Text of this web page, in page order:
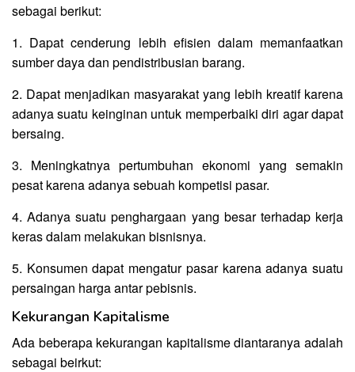
sebagai berikut:
1. Dapat cenderung lebih efisien dalam memanfaatkan
sumber daya dan pendistribusian barang.
2. Dapat menjadikan masyarakat yang lebih kreatif karena
adanya suatu keinginan untuk memperbaiki diri agar dapat
bersaing.
3. Meningkatnya pertumbuhan ekonomi yang semakin
pesat karena adanya sebuah kompetisi pasar.
4. Adanya suatu penghargaan yang besar terhadap kerja
keras dalam melakukan bisnisnya.
5. Konsumen dapat mengatur pasar karena adanya suatu
persaingan harga antar pebisnis.
Kekurangan Kapitalisme
Ada beberapa kekurangan kapitalisme diantaranya adalah
sebagai beirkut: